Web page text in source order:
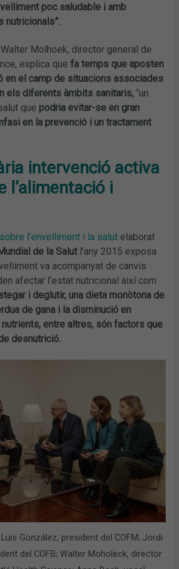
poc saludable i amb
nutricionals”.
Molhoek, director general de
explica quefa temps que aposten
en el camp de situacions associades
els diferents àmbits sanitaris, “un
que podria evitar-se en gran
en la prevenció i un tractament
intervenció activa
l’alimentació i
l’envelliment i la salut elaborat
de la Salut l’any 2015 exposa
va acompanyat de canvis
afectar l’estat nutricional així com
i deglutir, una dieta monòtona de
de gana i la disminució en
nutrients, entre altres, són factors que
desnutrició.
González, president del COFM; Jordi
del COFB; Walter Moholeck, director